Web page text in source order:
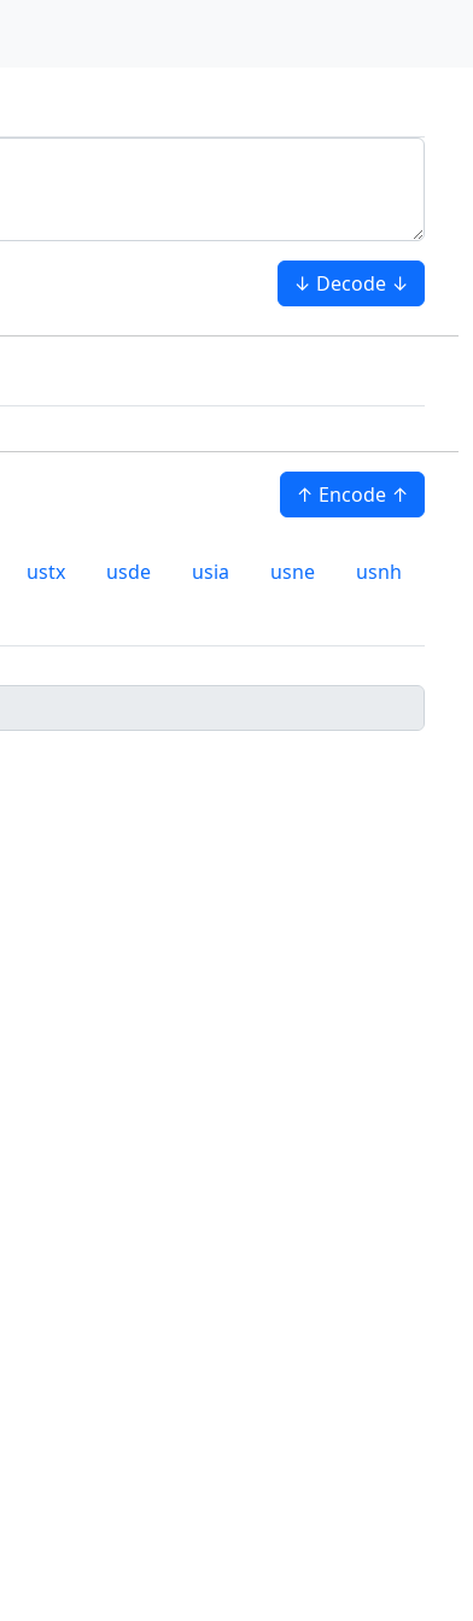
↓ Decode ↓
↑ Encode ↑
ustx usde usia usne
usnh